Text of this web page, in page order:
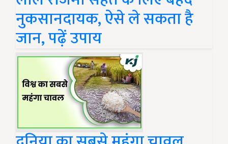
नुकसानदायक, ऐसे ले सकता है
जान, पढ़ें उपाय